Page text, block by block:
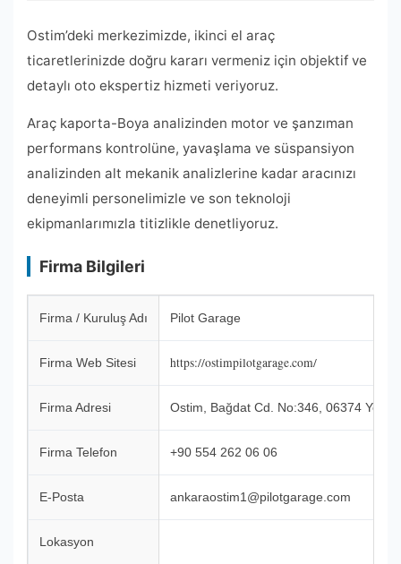
Ostim’deki merkezimizde, ikinci el araç
ticaretlerinizde doğru kararı vermeniz için objektif ve
detaylı oto ekspertiz hizmeti veriyoruz.
Araç kaporta-Boya analizinden motor ve şanzıman
performans kontrolüne, yavaşlama ve süspansiyon
analizinden alt mekanik analizlerine kadar aracınızı
deneyimli personelimizle ve son teknoloji
ekipmanlarımızla titizlikle denetliyoruz.
Firma Bilgileri
Firma / Kuruluş Adı Pilot Garage
Firma Web Sitesi https://ostimpilotgarage.com/
Firma Adresi Ostim, Bağdat Cd. No:346, 06374
Firma Telefon +90 554 262 06 06
E-Posta ankaraostim1@pilotgarage.com
Lokasyon